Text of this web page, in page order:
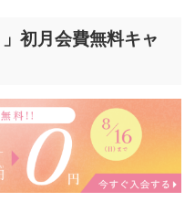
初月会費無料キャ